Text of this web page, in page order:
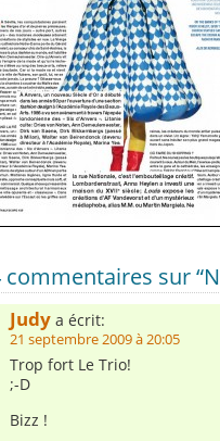
commentaires sur
Judy a écrit:
21 septembre 2009 à 20:05
Trop fort Le Trio!
;-D
Bizz !